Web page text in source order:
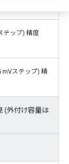
テップ) 精度
mVステップ) 精
(外付け容量は